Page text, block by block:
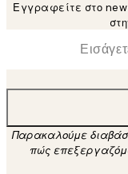
Εγγραφείτε στο
Ηλεκτρονική
Παρακαλούμε
πώς